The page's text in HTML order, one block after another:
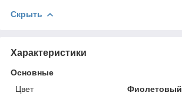
Скрыть
Характеристики
Основные
Цвет
Фиолетовый